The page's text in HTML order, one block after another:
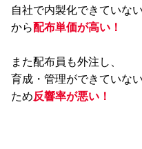
自社で内製化できていない
から配布単価が高い！
また配布員も外注し、
育成・管理ができていない
ため反響率が悪い！